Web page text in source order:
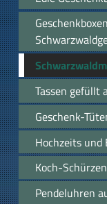
Tassen gefüllt
Geschenk-
Hochzeits und
Koch-
Pendeluhren